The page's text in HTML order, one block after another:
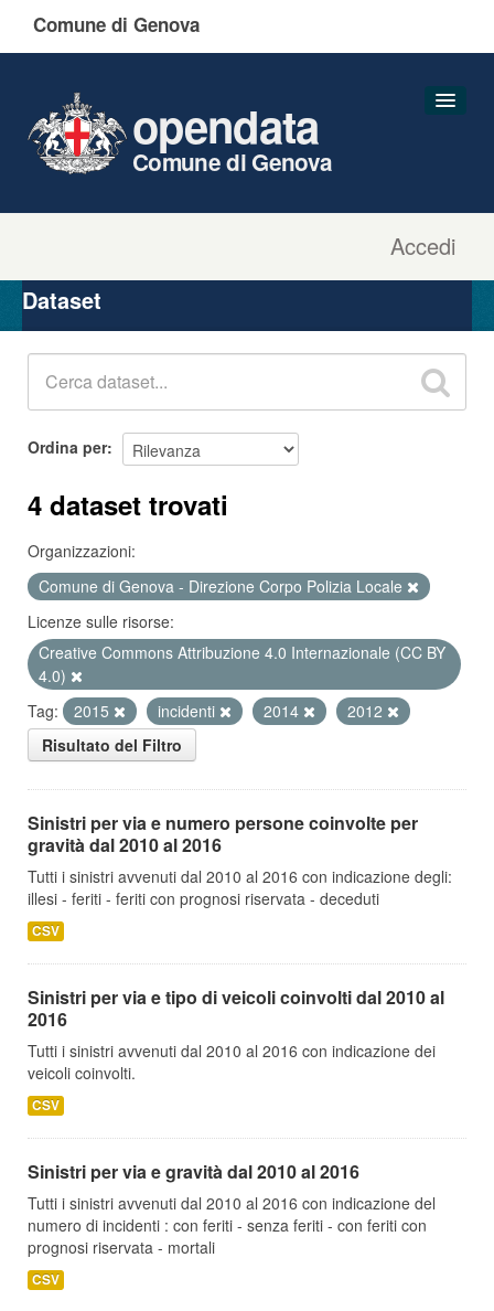
Comune di Genova
Accedi
opendata
Comune di Genova
Organizzazioni
Gruppi
Dataset
Ordina per
4 dataset trovati
Organizzazioni:
Comune di Genova - Direzione Corpo Polizia Locale
Licenze sulle risorse:
Creative Commons Attribuzione 4.0 Internazionale (CC BY
4.0)
Tag:
2015 incidenti 2014
2012
Risultato del Filtro
Sinistri per via e numero persone coinvolte per
gravità dal 2010 al 2016
Tutti i sinistri avvenuti dal 2010 al 2016 con indicazione degli:
illesi - feriti - feriti con prognosi riservata - deceduti
CSV
Sinistri per via e tipo di veicoli coinvolti dal 2010 al
2016
Tutti i sinistri avvenuti dal 2010 al 2016 con indicazione dei
veicoli coinvolti.
CSV
Sinistri per via e gravità dal 2010 al 2016
Tutti i sinistri avvenuti dal 2010 al 2016 con indicazione del
numero di incidenti : con feriti - senza feriti - con feriti con
prognosi riservata - mortali
CSV